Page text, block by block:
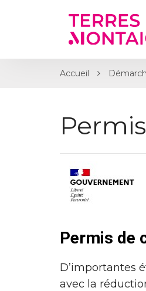
Accueil
Permis de
D’importantes
avec la